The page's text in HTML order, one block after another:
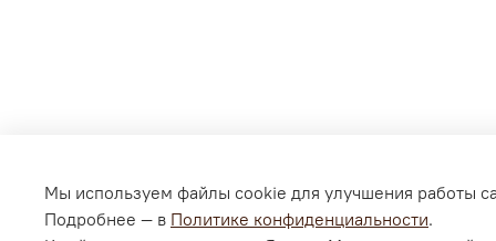
Мы используем файлы cookie для улучшения работы
Подробнее — в Политике конфиденциальности.